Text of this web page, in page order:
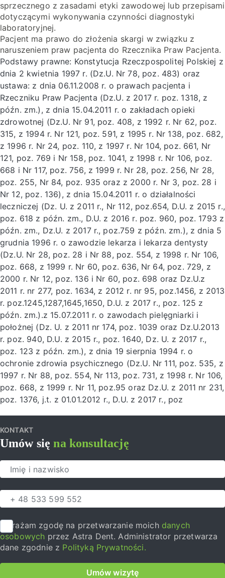
sprzecznego z zasadami etyki zawodowej lub przepisami
dotyczącymi wykonywania czynności diagnostyki
laboratoryjnej.
Pacjent ma prawo do złożenia skargi w związku z
naruszeniem praw pacjenta do Rzecznika Praw Pacjenta.
Podstawy prawne: Konstytucja Rzeczpospolitej Polskiej z
dnia 2 kwietnia 1997 r. (Dz.U. Nr 78, poz. 483) oraz
ustawa: z dnia 06.11.2008 r. o prawach pacjenta i
Rzeczniku Praw Pacjenta (Dz.U. z 2017 r. poz. 1318, z
późn. zm.), z dnia 15.04.2011 r. o zakładach opieki
zdrowotnej (Dz.U. Nr 91, poz. 408, z 1992 r. Nr 62, poz.
315, z 1994 r. Nr 121, poz. 591, z 1995 r. Nr 138, poz. 682,
z 1996 r. Nr 24, poz. 110, z 1997 r. Nr 104, poz. 661, Nr
121, poz. 769 i Nr 158, poz. 1041, z 1998 r. Nr 106, poz.
668 i Nr 117, poz. 756, z 1999 r. Nr 28, poz. 256, Nr 28,
poz. 255, Nr 84, poz. 935 oraz z 2000 r. Nr 3, poz. 28 i
Nr 12, poz. 136), z dnia 15.04.2011 r. o działalności
leczniczej (Dz. U. z 2011 r., Nr 112, poz.654, D.U. z 2015 r.,
poz. 618 z późn. zm., D.U. z 2016 r. poz. 960, poz. 1793 z
późn. zm., Dz.U. z 2017 r., poz.759 z późn. zm.), z dnia 5
grudnia 1996 r. o zawodzie lekarza i lekarza dentysty
(Dz.U. Nr 28, poz. 28 i Nr 88, poz. 554, z 1998 r. Nr 106,
poz. 668, z 1999 r. Nr 60, poz. 636, Nr 64, poz. 729, z
2000 r. Nr 12, poz. 136 i Nr 60, poz. 698 oraz Dz.U.z
2011 r. nr 277, poz. 1634, z 2012 r. nr 95, poz.1456, z 2013
r. poz.1245,1287,1645,1650, D.U. z 2017 r., poz. 125 z
późn. zm.).z 15.07.2011 r. o zawodach pielęgniarki i
położnej (Dz. U. z 2011 nr 174, poz. 1039 oraz Dz.U.2013
r. poz. 940, D.U. z 2015 r., poz. 1640, Dz. U. z 2017 r.,
poz. 123 z późn. zm.), z dnia 19 sierpnia 1994 r. o
ochronie zdrowia psychicznego (Dz.U. Nr 111, poz. 535, z
1997 r. Nr 88, poz. 554, Nr 113, poz. 731, z 1998 r. Nr 106,
poz. 668, z 1999 r. Nr 11, poz.95 oraz Dz.U. z 2011 nr 231,
poz. 1376, j.t. z 01.01.2012 r., D.U. z 2017 r., poz
KONTAKT
Umów sięna konsultację
Wyrażam zgodę na przetwarzanie moich danych
osobowych przez Astra Dent. Administrator przetwarza
dane zgodnie z Polityką Prywatności.
Umów wizytę